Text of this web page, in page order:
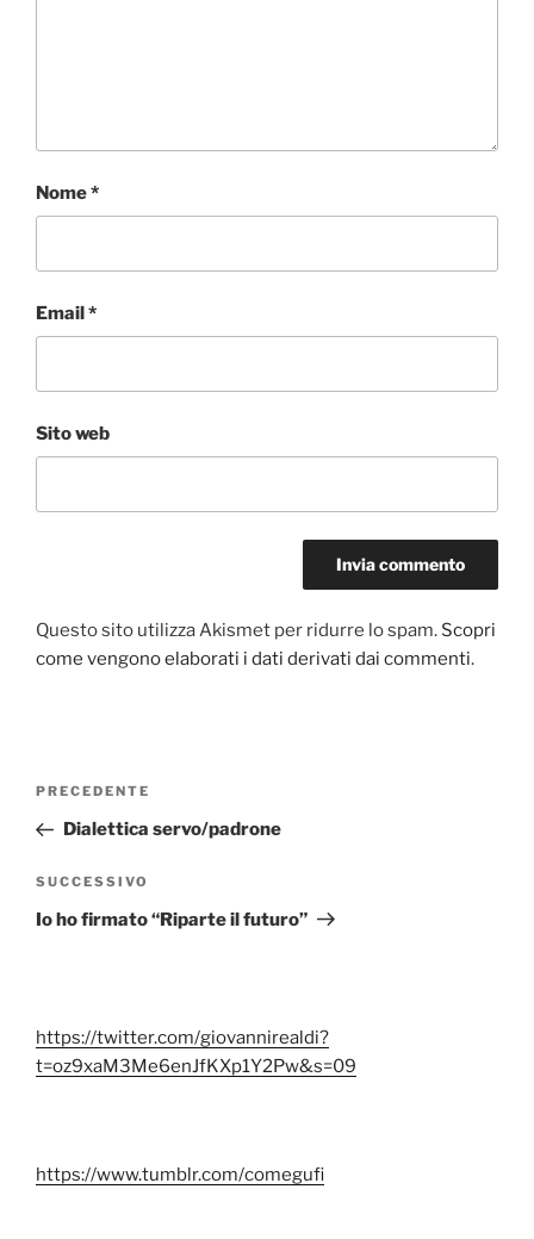
Nome*
Email*
Sito web
Questo sito utilizza Akismet per ridurre lo spam. Scopri
come vengono elaborati i dati derivati dai commenti.
Navigazione
Articolo
precedente:
PRECEDENTE
Dialettica servo/padrone
Articolo
successivo
SUCCESSIVO
Io ho firmato “Riparte il futuro”
https://twitter.com/giovannirealdi?
t=oz9xaM3Me6enJfKXp1Y2Pw&s=09
https://www.tumblr.com/comegufi